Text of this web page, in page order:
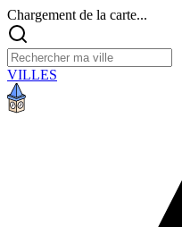
Chargement de la carte...
VILLES